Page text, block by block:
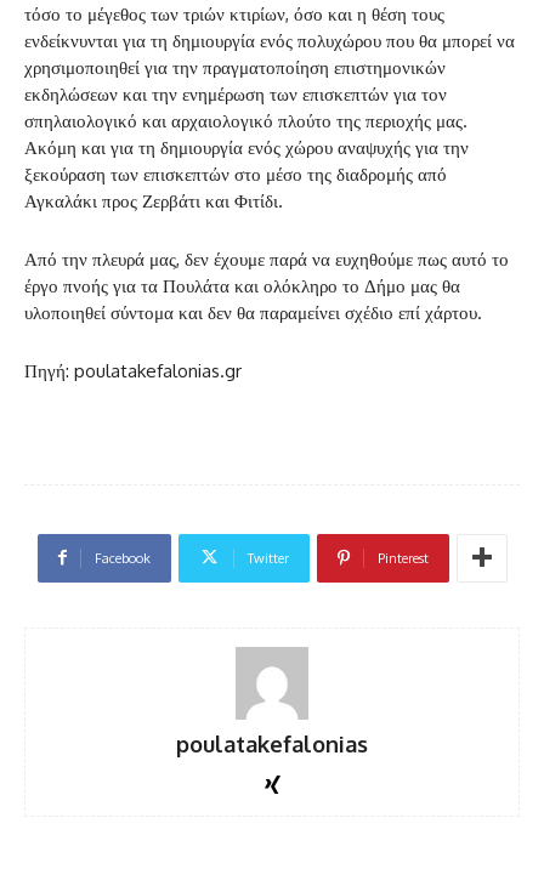
τόσο το μέγεθος των τριών κτιρίων, όσο και η θέση τους
ενδείκνυνται για τη δημιουργία ενός πολυχώρου που θα μπορεί να
χρησιμοποιηθεί για την πραγματοποίηση επιστημονικών
εκδηλώσεων και την ενημέρωση των επισκεπτών για τον
σπηλαιολογικό και αρχαιολογικό πλούτο της περιοχής μας.
Ακόμη και για τη δημιουργία ενός χώρου αναψυχής για την
ξεκούραση των επισκεπτών στο μέσο της διαδρομής από
Αγκαλάκι προς Ζερβάτι και Φιτίδι.
Από την πλευρά μας, δεν έχουμε παρά να ευχηθούμε πως αυτό το
έργο πνοής για τα Πουλάτα και ολόκληρο το Δήμο μας θα
υλοποιηθεί σύντομα και δεν θα παραμείνει σχέδιο επί χάρτου.
Πηγή: poulatakefalonias.gr
Facebook Twitter Pinterest
poulatakefalonias